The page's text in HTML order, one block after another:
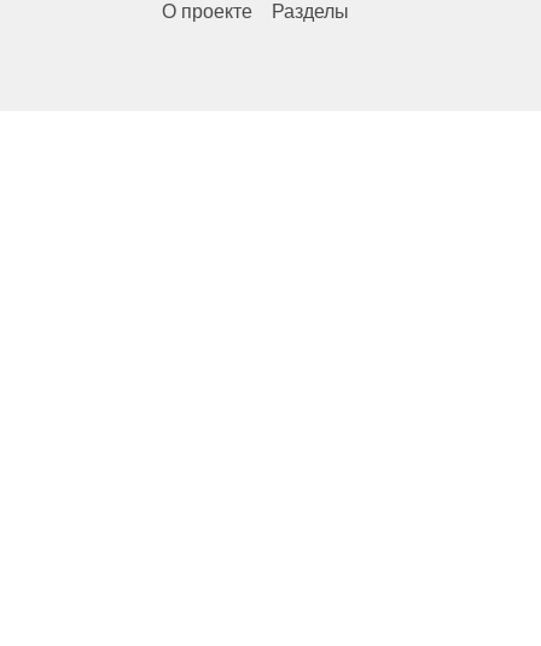
О проекте Разделы